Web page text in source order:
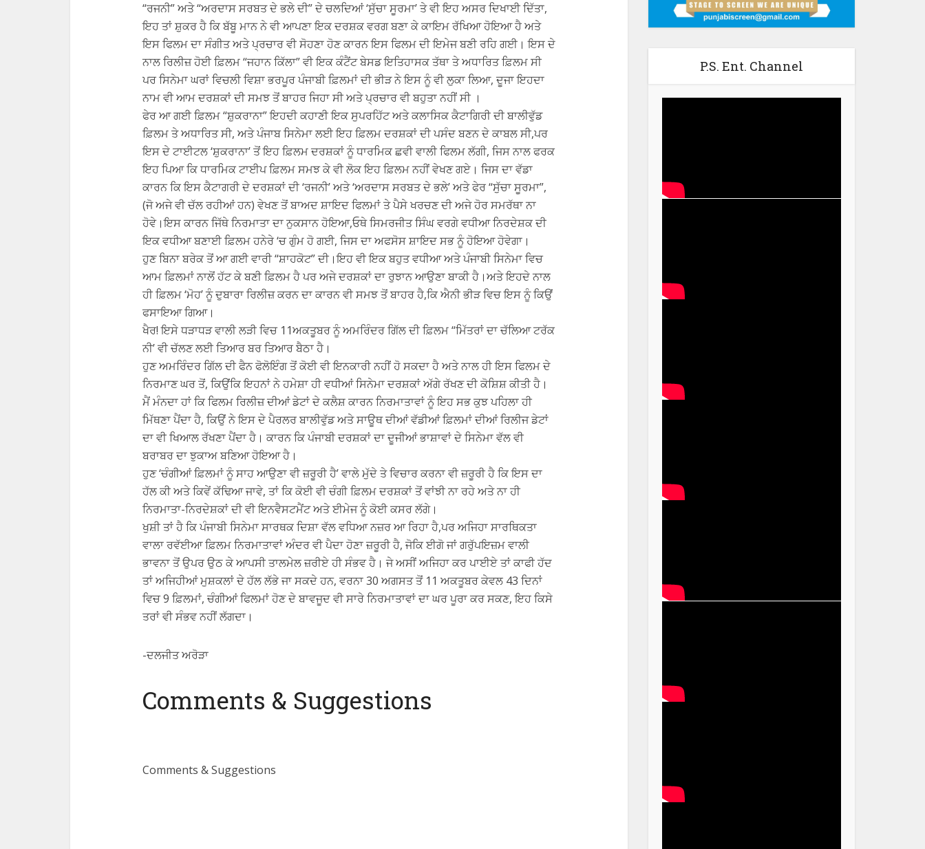
“ਰਜਨੀ” ਅਤੇ “ਅਰਦਾਸ ਸਰਬਤ ਦੇ ਭਲੇ ਦੀ” ਦੇ ਚਲਦਿਆਂ ‘ਸੁੱਚਾ ਸੂਰਮਾ’ ਤੇ ਵੀ ਇਹ ਅਸਰ ਦਿਖਾਈ ਦਿੱਤਾ,
ਇਹ ਤਾਂ ਸ਼ੁਕਰ ਹੈ ਕਿ ਬੱਬੂ ਮਾਨ ਨੇ ਵੀ ਆਪਣਾ ਇਕ ਦਰਸ਼ਕ ਵਰਗ ਬਣਾ ਕੇ ਕਾਇਮ ਰੱਖਿਆ ਹੋਇਆ ਹੈ ਅਤੇ
ਇਸ ਫਿਲਮ ਦਾ ਸੰਗੀਤ ਅਤੇ ਪ੍ਰਚਾਰ ਵੀ ਸੋਹਣਾ ਹੋਣ ਕਾਰਨ ਇਸ ਫਿਲਮ ਦੀ ਇਮੇਜ ਬਣੀ ਰਹਿ ਗਈ। ਇਸ ਦੇ
ਨਾਲ ਰਿਲੀਜ਼ ਹੋਈ ਫ਼ਿਲਮ “ਜਹਾਨ ਕਿੱਲਾ” ਵੀ ਇਕ ਕੰਟੈਂਟ ਬੇਸਡ ਇਤਿਹਾਸਕ ਤੱਥਾ ਤੇ ਅਧਾਰਿਤ ਫ਼ਿਲਮ ਸੀ
ਪਰ ਸਿਨੇਮਾ ਘਰਾਂ ਵਿਚਲੀ ਵਿਸ਼ਾ ਭਰਪੂਰ ਪੰਜਾਬੀ ਫ਼ਿਲਮਾਂ ਦੀ ਭੀੜ ਨੇ ਇਸ ਨੂੰ ਵੀ ਲੁਕਾ ਲਿਆ, ਦੂਜਾ ਇਹਦਾ
ਨਾਮ ਵੀ ਆਮ ਦਰਸ਼ਕਾਂ ਦੀ ਸਮਝ ਤੋਂ ਬਾਹਰ ਜਿਹਾ ਸੀ ਅਤੇ ਪ੍ਰਚਾਰ ਵੀ ਬਹੁਤਾ ਨਹੀਂ ਸੀ ।
ਫੇਰ ਆ ਗਈ ਫ਼ਿਲਮ “ਸ਼ੁਕਰਾਨਾ” ਇਹਦੀ ਕਹਾਣੀ ਇਕ ਸੁਪਰਹਿੱਟ ਅਤੇ ਕਲਾਸਿਕ ਕੈਟਾਗਿਰੀ ਦੀ ਬਾਲੀਵੁੱਡ
ਫ਼ਿਲਮ ਤੇ ਅਧਾਰਿਤ ਸੀ, ਅਤੇ ਪੰਜਾਬ ਸਿਨੇਮਾ ਲਈ ਇਹ ਫ਼ਿਲਮ ਦਰਸ਼ਕਾਂ ਦੀ ਪਸੰਦ ਬਣਨ ਦੇ ਕਾਬਲ ਸੀ,ਪਰ
ਇਸ ਦੇ ਟਾਈਟਲ ‘ਸ਼ੁਕਰਾਨਾ’ ਤੋਂ ਇਹ ਫ਼ਿਲਮ ਦਰਸ਼ਕਾਂ ਨੂੰ ਧਾਰਮਿਕ ਛਵੀ ਵਾਲੀ ਫਿਲਮ ਲੱਗੀ, ਜਿਸ ਨਾਲ ਫਰਕ
ਇਹ ਪਿਆ ਕਿ ਧਾਰਮਿਕ ਟਾਈਪ ਫ਼ਿਲਮ ਸਮਝ ਕੇ ਵੀ ਲੋਕ ਇਹ ਫ਼ਿਲਮ ਨਹੀਂ ਵੇਖਣ ਗਏ। ਜਿਸ ਦਾ ਵੱਡਾ
ਕਾਰਨ ਕਿ ਇਸ ਕੈਟਾਗਰੀ ਦੇ ਦਰਸ਼ਕਾਂ ਦੀ ‘ਰਜਨੀ’ ਅਤੇ ‘ਅਰਦਾਸ ਸਰਬਤ ਦੇ ਭਲੇ’ ਅਤੇ ਫੇਰ “ਸੁੱਚਾ ਸੂਰਮਾ”,
(ਜੋ ਅਜੇ ਵੀ ਚੱਲ ਰਹੀਆਂ ਹਨ) ਵੇਖਣ ਤੋਂ ਬਾਅਦ ਸ਼ਾਇਦ ਫਿਲਮਾਂ ਤੇ ਪੈਸੇ ਖਰਚਣ ਦੀ ਅਜੇ ਹੋਰ ਸਮਰੱਥਾ ਨਾ
ਹੋਵੇ।ਇਸ ਕਾਰਨ ਜਿੱਥੇ ਨਿਰਮਾਤਾ ਦਾ ਨੁਕਸਾਨ ਹੋਇਆ,ਓਥੇ ਸਿਮਰਜੀਤ ਸਿੰਘ ਵਰਗੇ ਵਧੀਆ ਨਿਰਦੇਸ਼ਕ ਦੀ
ਇਕ ਵਧੀਆ ਬਣਾਈ ਫ਼ਿਲਮ ਹਨੇਰੇ ‘ਚ ਗੁੰਮ ਹੋ ਗਈ, ਜਿਸ ਦਾ ਅਫਸੋਸ ਸ਼ਾਇਦ ਸਭ ਨੂੰ ਹੋਇਆ ਹੋਵੇਗਾ।
ਹੁਣ ਬਿਨਾ ਬਰੇਕ ਤੋਂ ਆ ਗਈ ਵਾਰੀ “ਸ਼ਾਹਕੋਟ” ਦੀ।ਇਹ ਵੀ ਇਕ ਬਹੁਤ ਵਧੀਆ ਅਤੇ ਪੰਜਾਬੀ ਸਿਨੇਮਾ ਵਿਚ
ਆਮ ਫ਼ਿਲਮਾਂ ਨਾਲੋਂ ਹੱਟ ਕੇ ਬਣੀ ਫ਼ਿਲਮ ਹੈ ਪਰ ਅਜੇ ਦਰਸ਼ਕਾਂ ਦਾ ਰੁਝਾਨ ਆਉਣਾ ਬਾਕੀ ਹੈ।ਅਤੇ ਇਹਦੇ ਨਾਲ
ਹੀ ਫ਼ਿਲਮ ‘ਮੋਹ’ ਨੂੰ ਦੁਬਾਰਾ ਰਿਲੀਜ਼ ਕਰਨ ਦਾ ਕਾਰਨ ਵੀ ਸਮਝ ਤੋਂ ਬਾਹਰ ਹੈ,ਕਿ ਐਨੀ ਭੀੜ ਵਿਚ ਇਸ ਨੂੰ ਕਿਉਂ
ਫਸਾਇਆ ਗਿਆ।
ਖੈਰ! ਇਸੇ ਧੜਾਧੜ ਵਾਲੀ ਲੜੀ ਵਿਚ 11ਅਕਤੂਬਰ ਨੂੰ ਅਮਰਿੰਦਰ ਗਿੱਲ ਦੀ ਫ਼ਿਲਮ “ਮਿੱਤਰਾਂ ਦਾ ਚੱਲਿਆ ਟਰੱਕ
ਨੀ’ ਵੀ ਚੱਲਣ ਲਈ ਤਿਆਰ ਬਰ ਤਿਆਰ ਬੈਠਾ ਹੈ।
ਹੁਣ ਅਮਰਿੰਦਰ ਗਿੱਲ ਦੀ ਫੈਨ ਫੋਲੋਇੰਗ ਤੋਂ ਕੋਈ ਵੀ ਇਨਕਾਰੀ ਨਹੀਂ ਹੋ ਸਕਦਾ ਹੈ ਅਤੇ ਨਾਲ ਹੀ ਇਸ ਫਿਲਮ ਦੇ
ਨਿਰਮਾਣ ਘਰ ਤੋਂ, ਕਿਉਂਕਿ ਇਹਨਾਂ ਨੇ ਹਮੇਸ਼ਾ ਹੀ ਵਧੀਆਂ ਸਿਨੇਮਾ ਦਰਸ਼ਕਾਂ ਅੱਗੇ ਰੱਖਣ ਦੀ ਕੋਸ਼ਿਸ਼ ਕੀਤੀ ਹੈ।
ਮੈਂ ਮੰਨਦਾ ਹਾਂ ਕਿ ਫਿਲਮ ਰਿਲੀਜ਼ ਦੀਆਂ ਡੇਟਾਂ ਦੇ ਕਲੈਸ਼ ਕਾਰਨ ਨਿਰਮਾਤਾਵਾਂ ਨੂੰ ਇਹ ਸਭ ਕੁਝ ਪਹਿਲਾ ਹੀ
ਮਿੱਥਣਾ ਪੈਂਦਾ ਹੈ, ਕਿਉਂ ਨੇ ਇਸ ਦੇ ਪੈਰਲਰ ਬਾਲੀਵੁੱਡ ਅਤੇ ਸਾਊਥ ਦੀਆਂ ਵੱਡੀਆਂ ਫ਼ਿਲਮਾਂ ਦੀਆਂ ਰਿਲੀਜ ਡੇਟਾਂ
ਦਾ ਵੀ ਖਿਆਲ ਰੱਖਣਾ ਪੈਂਦਾ ਹੈ। ਕਾਰਨ ਕਿ ਪੰਜਾਬੀ ਦਰਸ਼ਕਾਂ ਦਾ ਦੂਜੀਆਂ ਭਾਸ਼ਾਵਾਂ ਦੇ ਸਿਨੇਮਾ ਵੱਲ ਵੀ
ਬਰਾਬਰ ਦਾ ਝੁਕਾਅ ਬਣਿਆ ਹੋਇਆ ਹੈ।
ਹੁਣ ‘ਚੰਗੀਆਂ ਫ਼ਿਲਮਾਂ ਨੂੰ ਸਾਹ ਆਉਣਾ ਵੀ ਜ਼ਰੂਰੀ ਹੈ’ ਵਾਲੇ ਮੁੱਦੇ ਤੇ ਵਿਚਾਰ ਕਰਨਾ ਵੀ ਜ਼ਰੂਰੀ ਹੈ ਕਿ ਇਸ ਦਾ
ਹੱਲ ਕੀ ਅਤੇ ਕਿਵੇਂ ਕੱਢਿਆ ਜਾਵੇ, ਤਾਂ ਕਿ ਕੋਈ ਵੀ ਚੰਗੀ ਫ਼ਿਲਮ ਦਰਸ਼ਕਾਂ ਤੋਂ ਵਾਂਝੀ ਨਾ ਰਹੇ ਅਤੇ ਨਾ ਹੀ
ਨਿਰਮਾਤਾ-ਨਿਰਦੇਸ਼ਕਾਂ ਦੀ ਵੀ ਇਨਵੈਸਟਮੈਂਟ ਅਤੇ ਈਮੇਜ ਨੂੰ ਕੋਈ ਕਸਰ ਲੱਗੇ।
ਖੁਸ਼ੀ ਤਾਂ ਹੈ ਕਿ ਪੰਜਾਬੀ ਸਿਨੇਮਾ ਸਾਰਥਕ ਦਿਸ਼ਾ ਵੱਲ ਵਧਿਆ ਨਜ਼ਰ ਆ ਰਿਹਾ ਹੈ,ਪਰ ਅਜਿਹਾ ਸਾਰਥਿਕਤਾ
ਵਾਲਾ ਰਵੱਈਆ ਫ਼ਿਲਮ ਨਿਰਮਾਤਾਵਾਂ ਅੰਦਰ ਵੀ ਪੈਦਾ ਹੋਣਾ ਜ਼ਰੂਰੀ ਹੈ, ਜੋਕਿ ਈਗੋ ਜਾਂ ਗਰੁੱਪਇਜ਼ਮ ਵਾਲੀ
ਭਾਵਨਾ ਤੋਂ ਉਪਰ ਉਠ ਕੇ ਆਪਸੀ ਤਾਲਮੇਲ ਜ਼ਰੀਏ ਹੀ ਸੰਭਵ ਹੈ। ਜੇ ਅਸੀਂ ਅਜਿਹਾ ਕਰ ਪਾਈਏ ਤਾਂ ਕਾਫੀ ਹੱਦ
ਤਾਂ ਅਜਿਹੀਆਂ ਮੁਸ਼ਕਲਾਂ ਦੇ ਹੱਲ ਲੱਭੇ ਜਾ ਸਕਦੇ ਹਨ, ਵਰਨਾ 30 ਅਗਸਤ ਤੋਂ 11 ਅਕਤੂਬਰ ਕੇਵਲ 43 ਦਿਨਾਂ
ਵਿਚ 9 ਫ਼ਿਲਮਾਂ, ਚੰਗੀਆਂ ਫਿਲਮਾਂ ਹੋਣ ਦੇ ਬਾਵਜੂਦ ਵੀ ਸਾਰੇ ਨਿਰਮਾਤਾਵਾਂ ਦਾ ਘਰ ਪੂਰਾ ਕਰ ਸਕਣ, ਇਹ ਕਿਸੇ
ਤਰਾਂ ਵੀ ਸੰਭਵ ਨਹੀਂ ਲੱਗਦਾ।
-ਦਲਜੀਤ ਅਰੋੜਾ
Comments & Suggestions
Comments & Suggestions
P.S. Ent. Channel